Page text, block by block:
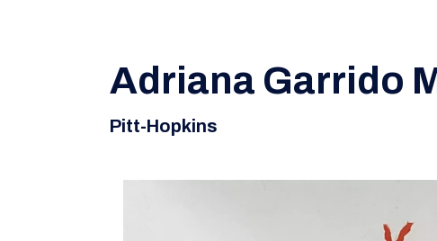
Adriana Garrido
Pitt-Hopkins